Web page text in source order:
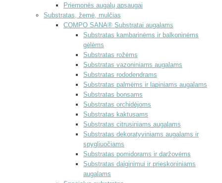
Priemonės augalų apsaugai
Substratas, žemė, mulčias
COMPO SANA® Substratai augalams
Substratas kambarinėms ir balkoninėms
gėlėms
Substratas rožėms
Substratas vazoniniams augalams
Substratas rododendrams
Substratas palmėms ir lapiniams augalams
Substratas bonsams
Substratas orchidėjoms
Substratas kaktusams
Substratas citrusiniams augalams
Substratas dekoratyviniams augalams ir
spygliuočiams
Substratas pomidorams ir daržovėms
Substratas daiginimui ir prieskoniniams
augalams